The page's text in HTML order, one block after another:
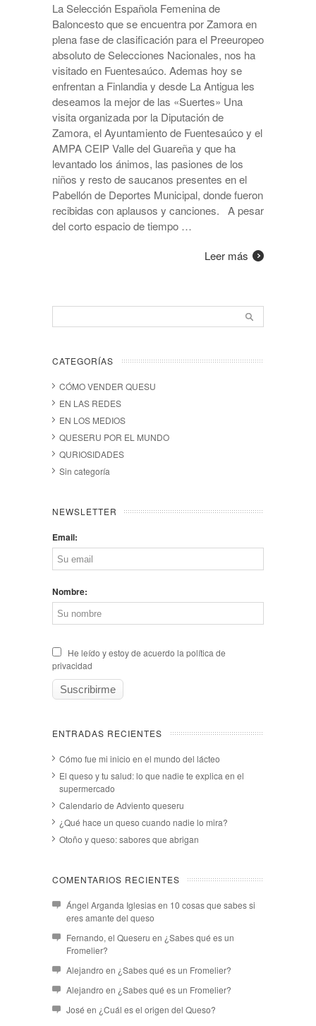
La Selección Española Femenina de
Baloncesto que se encuentra por Zamora en
plena fase de clasificación para el Preeuropeo
absoluto de Selecciones Nacionales, nos ha
visitado en Fuentesaúco. Ademas hoy se
enfrentan a Finlandia y desde La Antigua les
deseamos la mejor de las «Suertes» Una
visita organizada por la Diputación de
Zamora, el Ayuntamiento de Fuentesaúco y el
AMPA CEIP Valle del Guareña y que ha
levantado los ánimos, las pasiones de los
niños y resto de saucanos presentes en el
Pabellón de Deportes Municipal, donde fueron
recibidas con aplausos y canciones. A pesar
del corto espacio de tiempo …
Leer más
CATEGORÍAS
CÓMO VENDER QUESU
EN LAS REDES
EN LOS MEDIOS
QUESERU POR EL MUNDO
QURIOSIDADES
Sin categoría
NEWSLETTER
Email:
Nombre:
He leído y estoy de acuerdo la política de
privacidad
ENTRADAS RECIENTES
Cómo fue mi inicio en el mundo del lácteo
El queso y tu salud: lo que nadie te explica en el
supermercado
Calendario de Adviento queseru
¿Qué hace un queso cuando nadie lo mira?
Otoño y queso: sabores que abrigan
COMENTARIOS RECIENTES
Ángel Arganda Iglesiasen 10 cosas que sabes si
eres amante del queso
Fernando, el Queseru en ¿Sabes qué es un
Fromelier?
Alejandro en ¿Sabes qué es un Fromelier?
Alejandro en ¿Sabes qué es un Fromelier?
José en ¿Cuál es el origen del Queso?